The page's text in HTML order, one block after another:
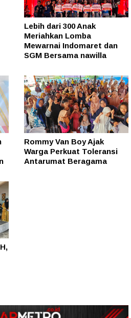
Lebih dari 300 Anak
Meriahkan Lomba
Mewarnai Indomaret dan
SGM Bersama nawilla
Rommy Van Boy Ajak
Warga Perkuat Toleransi
Antarumat Beragama